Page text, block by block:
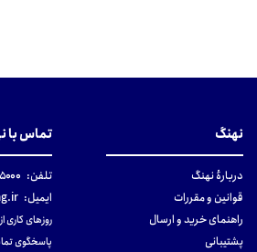
نهنگ
دربارهٔ نهنگ
قوانین و مقررات
راهنمای خرید و ارسال
پشتیبانی
تماس با
تلفن:
ایمیل:
روزهای کاری از ساعت
پاسخگوی